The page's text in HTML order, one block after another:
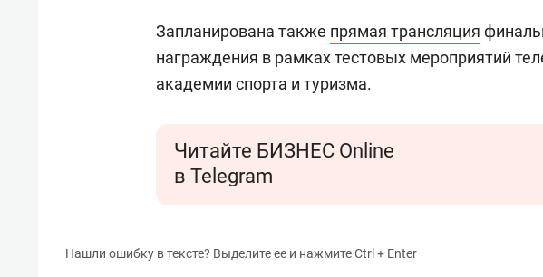
Запланирована также прямая трансляция
награждения в рамках тестовых мероприятий
академии спорта и туризма.
Читайте БИЗНЕС Online
в Telegram
Нашли ошибку в тексте? Выделите ее и нажмите Ctrl + Enter